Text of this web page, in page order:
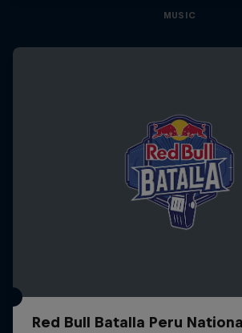
MUSIC
Red Bull Batalla Peru